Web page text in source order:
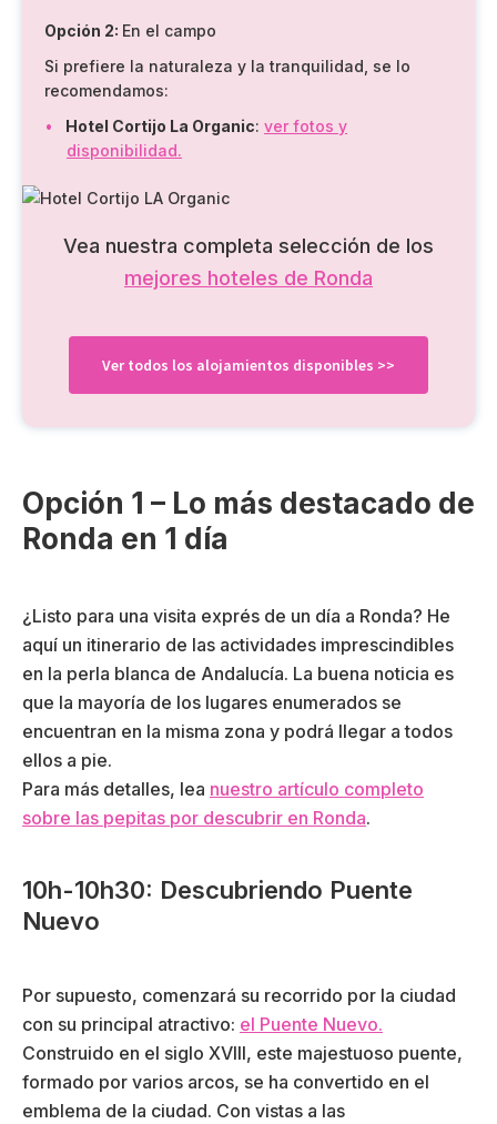
Opción 2: En el campo
Si prefiere la naturaleza y la tranquilidad, se lo
recomendamos:
Hotel Cortijo La Organic: ver fotos y
disponibilidad.
Vea nuestra completa selección de los
mejores hoteles de Ronda
Ver todos los alojamientos disponibles >>
Opción 1 – Lo más destacado de
Ronda en 1 día
¿Listo para una visita exprés de un día a Ronda? He
aquí un itinerario de las actividades imprescindibles
en la perla blanca de Andalucía. La buena noticia es
que la mayoría de los lugares enumerados se
encuentran en la misma zona y podrá llegar a todos
ellos a pie.
Para más detalles, lea nuestro artículo completo
sobre las pepitas por descubrir en Ronda.
10h-10h30: Descubriendo Puente
Nuevo
Por supuesto, comenzará su recorrido por la ciudad
con su principal atractivo: el Puente Nuevo.
Construido en el siglo XVIII, este majestuoso puente,
formado por varios arcos, se ha convertido en el
emblema de la ciudad. Con vistas a las